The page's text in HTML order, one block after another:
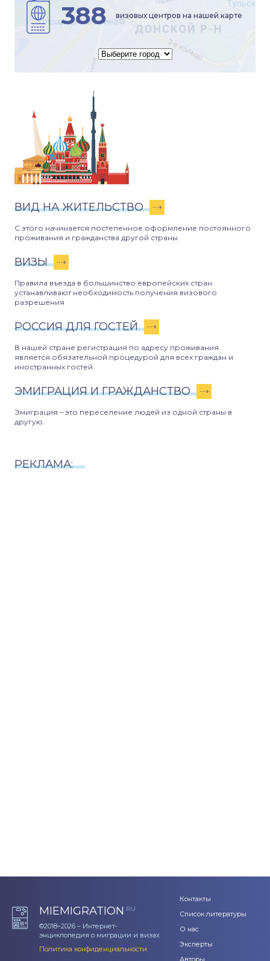
388 визовых центров на нашей карте
ВИД НА ЖИТЕЛЬСТВО
С этого начинается постепенное оформление постоянного
проживания и гражданства другой страны
ВИЗЫ
Правила въезда в большинство европейских стран
устанавливают необходимость получения визового
разрешения
РОССИЯ ДЛЯ ГОСТЕЙ
В нашей стране регистрация по адресу проживания
является обязательной процедурой для всех граждан и
иностранных гостей
ЭМИГРАЦИЯ И ГРАЖДАНСТВО
Эмиграция – это переселение людей из одной страны в
другую.
РЕКЛАМА:
MIEMIGRATION RU
©2018–2026 – Интернет-
энциклопедия о миграции и визах
Политика конфиденциальности
Контакты
Список литературы
О нас
Эксперты
Авторы